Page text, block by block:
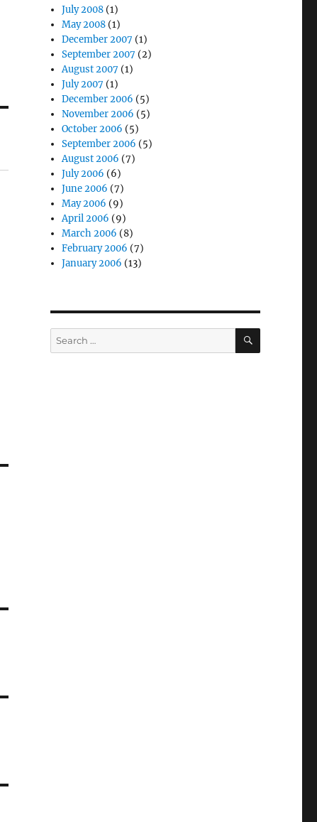
July 2008 (1)
May 2008 (1)
December 2007 (1)
September 2007 (2)
August 2007 (1)
July 2007 (1)
December 2006 (5)
November 2006 (5)
October 2006 (5)
September 2006 (5)
August 2006 (7)
July 2006 (6)
June 2006 (7)
May 2006 (9)
April 2006 (9)
March 2006 (8)
February 2006 (7)
January 2006 (13)
Search
for:
SEARCH